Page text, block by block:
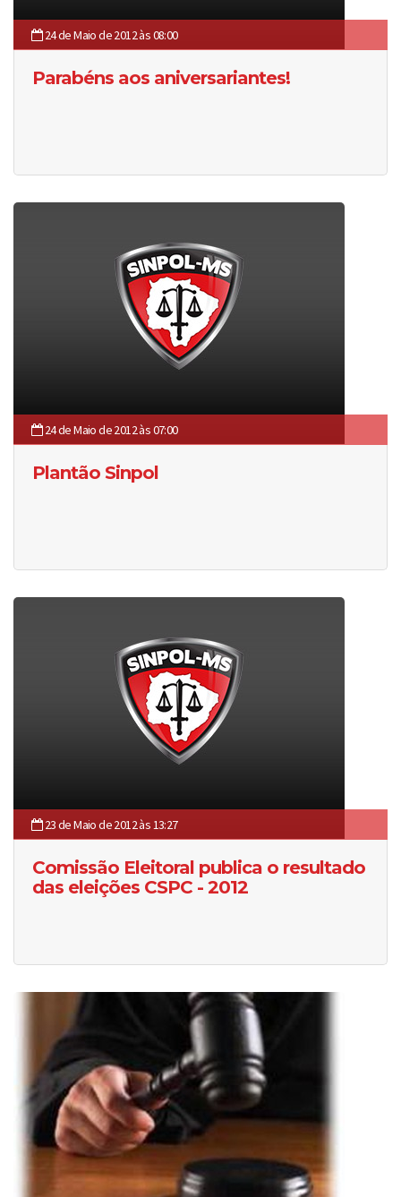
24 de Maio de 2012 às 08:00
Parabéns aos aniversariantes!
24 de Maio de 2012 às 07:00
Plantão Sinpol
23 de Maio de 2012 às 13:27
Comissão Eleitoral publica o resultado
das eleições CSPC - 2012